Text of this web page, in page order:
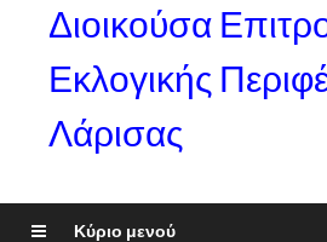
Διοικούσα
Εκλογικής
Λάρισας
Κύριο μενού